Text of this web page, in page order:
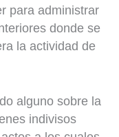
para administrar
donde se
la actividad de
alguno sobre la
indivisos